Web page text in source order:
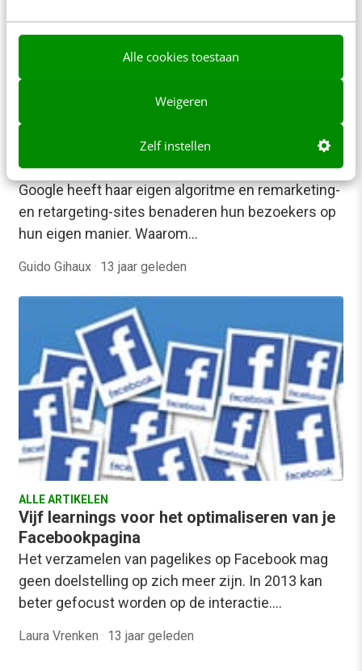
Alle cookies toestaan
Weigeren
Zelf instellen
Je site als kameleon: behavioral targeting &
meebewegen met je bezoekers
Facebook werkt volgens haar edgerank-principes,
Google heeft haar eigen algoritme en remarketing-
en retargeting-sites benaderen hun bezoekers op
hun eigen manier. Waarom…
Guido Gihaux · 13 jaar geleden
ALLE ARTIKELEN
Vijf learnings voor het optimaliseren van je
Facebookpagina
Het verzamelen van pagelikes op Facebook mag
geen doelstelling op zich meer zijn. In 2013 kan
beter gefocust worden op de interactie.…
Laura Vrenken · 13 jaar geleden